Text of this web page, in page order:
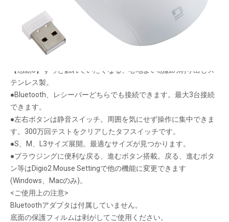
【感動1】上下に長いページを一気にスクロールできる高速モー
ドと正確にスクロールできる精密モードを自動切り替え。作業を
中断せず快適です。
【感動2】ホイールを横に倒せば画面が横スクロールするチルト
【感動3】ずっと触れていたくなる、心地よい感触の削り出しス
テンレス製。
●Bluetooth、レシーバーどちらでも接続できます。最大3台接続
できます。
●左右ボタンは静音スイッチ。周囲を気にせず操作に集中できま
す。300万回テストをクリアしたタフスイッチです。
●S、M、L3サイズ展開。最適なサイズが見つかります。
●ブラウジングに便利な戻る、進むボタン搭載。戻る、進むボタ
ン等はDigio2 Mouse Settingで他の機能に変更できます
(Windows、Macのみ)。
<ご使用上の注意>
Bluetoothアダプタは付属していません。
底面の保護フィルムは剥がしてご使用ください。